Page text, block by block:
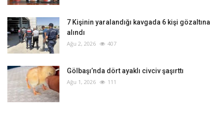
‎7 Kişinin yaralandığı kavgada 6 kişi gözaltına
alındı
Ağu 2, 2026 407
Gölbaşı’nda dört ayaklı civciv şaşırttı
Ağu 1, 2026 111